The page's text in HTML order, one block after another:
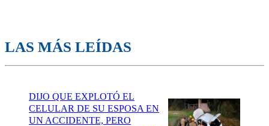
LAS MÁS LEÍDAS
DIJO QUE EXPLOTÓ EL
CELULAR DE SU ESPOSA EN
UN ACCIDENTE, PERO